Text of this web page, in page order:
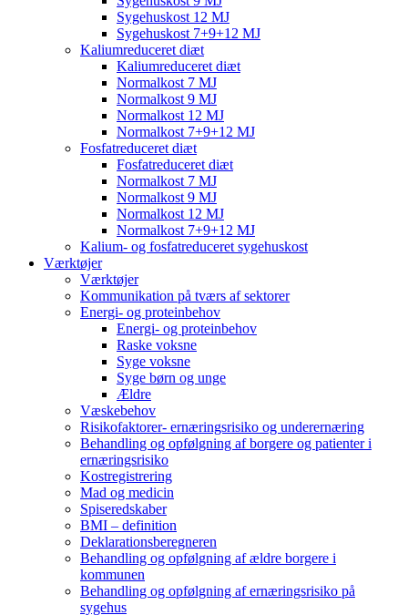
Sygehuskost 12 MJ
Sygehuskost 7+9+12 MJ
Kaliumreduceret diæt
Kaliumreduceret diæt
Normalkost 7 MJ
Normalkost 9 MJ
Normalkost 12 MJ
Normalkost 7+9+12 MJ
Fosfatreduceret diæt
Fosfatreduceret diæt
Normalkost 7 MJ
Normalkost 9 MJ
Normalkost 12 MJ
Normalkost 7+9+12 MJ
Kalium- og fosfatreduceret sygehuskost
Værktøjer
Værktøjer
Kommunikation på tværs af sektorer
Energi- og proteinbehov
Energi- og proteinbehov
Raske voksne
Syge voksne
Syge børn og unge
Ældre
Væskebehov
Risikofaktorer- ernæringsrisiko og underernæring
Behandling og opfølgning af borgere og patienter i
ernæringsrisiko
Kostregistrering
Mad og medicin
Spiseredskaber
BMI – definition
Deklarationsberegneren
Behandling og opfølgning af ældre borgere i
kommunen
Behandling og opfølgning af ernæringsrisiko på
sygehus